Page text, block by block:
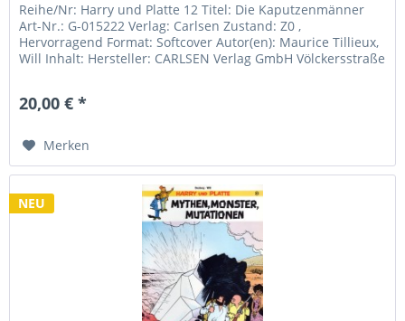
Reihe/Nr: Harry und Platte 12 Titel: Die Kaputzenmänner
Art-Nr.: G-015222 Verlag: Carlsen Zustand: Z0 ,
Hervorragend Format: Softcover Autor(en): Maurice Tillieux,
Will Inhalt: Hersteller: CARLSEN Verlag GmbH Völckersstraße
20,00 € *
Merken
NEU